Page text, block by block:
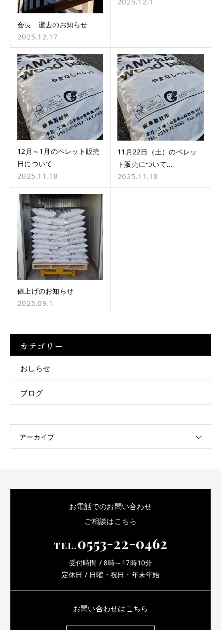
会長 逝去のお知らせ
2025.12.17
12月～1月のペレット販売
日について
2025.11.18
11月22日（土）のペレッ
ト販売について…
2025.11.18
値上げのお知らせ
2025.09.1
カテゴリー
おしらせ
ブログ
アーカイブ
お電話でのお問い合わせ
ご相談はこちら
TEL.0553-22-0462
受付時間 / 8時～17時10分
定休日 / 日曜・祝日・年末年始
お問い合わせはこちら